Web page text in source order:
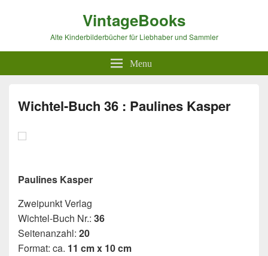
VintageBooks
Alte Kinderbilderbücher für Liebhaber und Sammler
Menu
Wichtel-Buch 36 : Paulines Kasper
Paulines Kasper
Zweipunkt Verlag
Wichtel-Buch Nr.: 36
Seitenanzahl: 20
Format: ca. 11 cm x 10 cm